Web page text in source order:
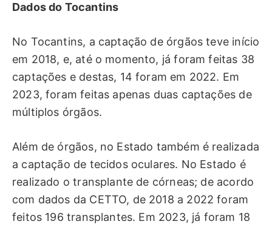
Dados do Tocantins
No Tocantins, a captação de órgãos teve início
em 2018, e, até o momento, já foram feitas 38
captações e destas, 14 foram em 2022. Em
2023, foram feitas apenas duas captações de
múltiplos órgãos.
Além de órgãos, no Estado também é realizada
a captação de tecidos oculares. No Estado é
realizado o transplante de córneas; de acordo
com dados da CETTO, de 2018 a 2022 foram
feitos 196 transplantes. Em 2023, já foram 18